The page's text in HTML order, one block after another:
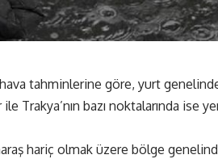
tahminlerine göre, yurt genelinde
Trakya’nın bazı noktalarında ise
hariç olmak üzere bölge